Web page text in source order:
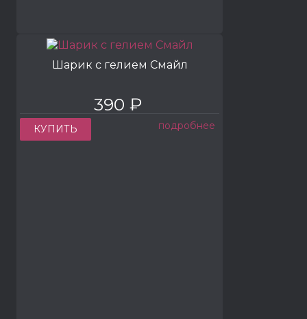
Шарик с гелием Смайл
390 ₽
КУПИТЬ подробнее